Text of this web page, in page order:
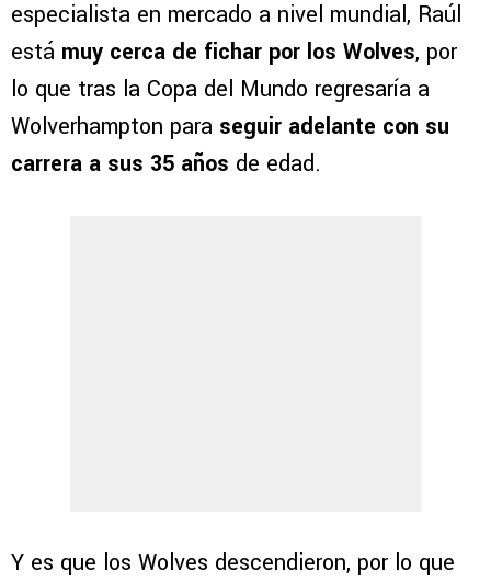
especialista en mercado a nivel mundial, Raúl
está muy cerca de fichar por los Wolves, por
lo que tras la Copa del Mundo regresaría a
Wolverhampton para seguir adelante con su
carrera a sus 35 años de edad.
Y es que los Wolves descendieron, por lo que